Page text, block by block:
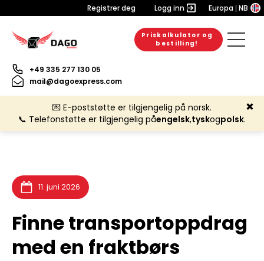
Registrer deg Logg inn Europa NB
Priskalkulator og
bestilling!
+49 335 277 130 05
mail@dagoexpress.com
💌 E-poststøtte er tilgjengelig på norsk.
📞 Telefonstøtte er tilgjengelig påengelsk,tyskogpolsk.
11. juni 2026
Finne transportoppdrag
med en fraktbørs
29. juni 2026
31. mars 2026
30. mars 2026